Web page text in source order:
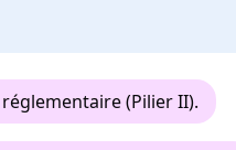
(Pilier II).